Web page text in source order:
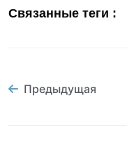
Связанные теги :
Предыдущая